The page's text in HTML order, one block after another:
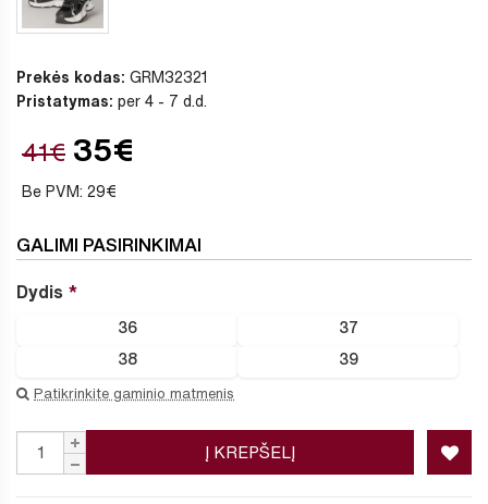
Prekės kodas: GRM32321
Pristatymas: per 4 - 7 d.d.
41€ 35€
Be PVM: 29€
GALIMI PASIRINKIMAI
Dydis
36 37
38 39
Patikrinkite gaminio matmenis
Į KREPŠELĮ